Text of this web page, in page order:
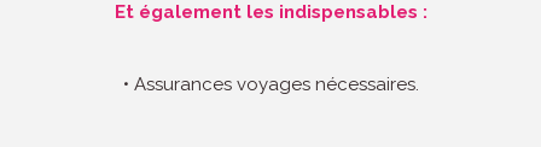
Et également les indispensables :
• Assurances voyages nécessaires.